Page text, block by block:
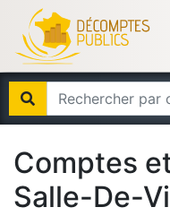
Comptes
Salle-De-